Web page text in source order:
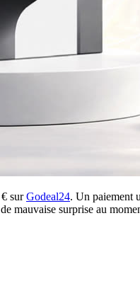
surGodeal24. Un paiement
mauvaise surprise au